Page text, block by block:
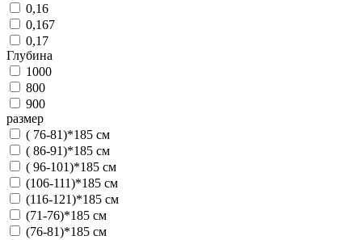
0,16
0,167
0,17
Глубина
1000
800
900
размер
( 76-81)*185 см
( 86-91)*185 см
( 96-101)*185 см
(106-111)*185 см
(116-121)*185 см
(71-76)*185 см
(76-81)*185 см